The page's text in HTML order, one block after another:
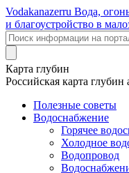
Vodakanazerru Вода,
и благоустройство в
Карта глубин
Российская карта
Полезные советы
Водоснабжение
Горячее
Холодное
Водопровод